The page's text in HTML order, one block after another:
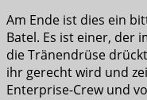
Am Ende ist dies ein
Batel. Es ist einer, der
die Tränendrüse
ihr gerecht wird und
Enterprise-Crew und